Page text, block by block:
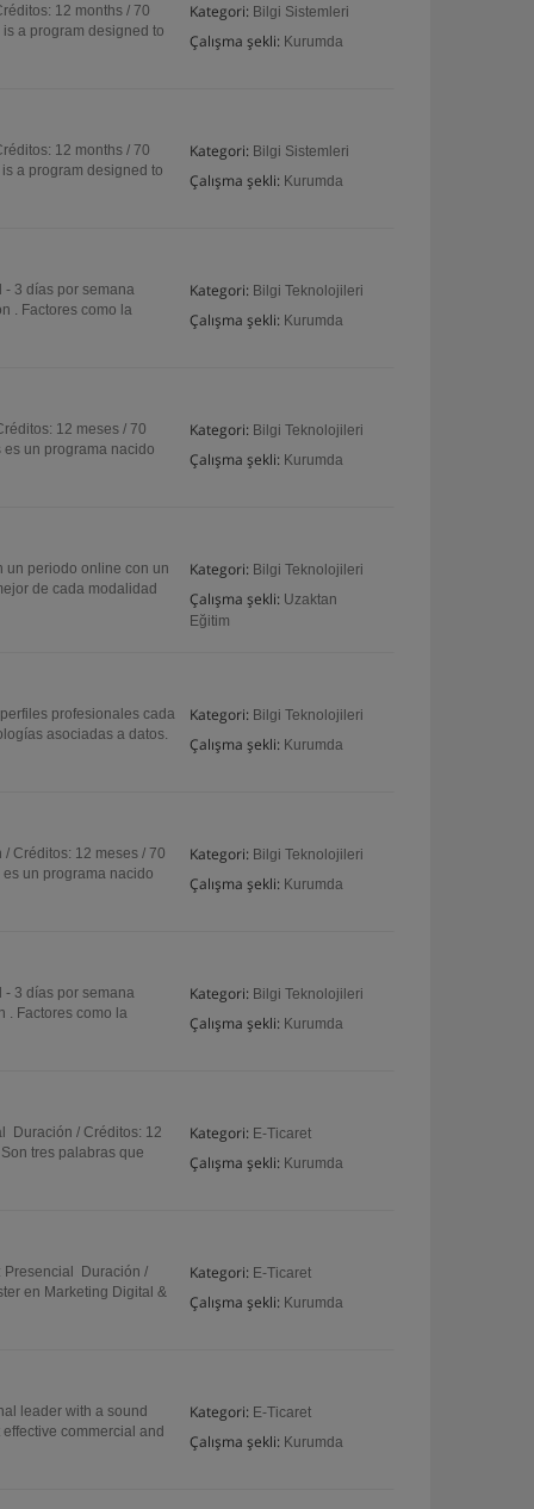
Kategori: Bilgi Sistemleri
Çalışma şekli: Kurumda
12 months / 70
a program designed to
Kategori: Bilgi Sistemleri
Çalışma şekli: Kurumda
12 months / 70
a program designed to
Kategori: Bilgi Teknolojileri
Çalışma şekli: Kurumda
- 3 días por semana
. Factores como la
Kategori: Bilgi Teknolojileri
Çalışma şekli: Kurumda
12 meses / 70
es un programa nacido
Kategori: Bilgi Teknolojileri
Çalışma şekli: Uzaktan
Eğitim
un periodo online con un
de cada modalidad
Kategori: Bilgi Teknolojileri
Çalışma şekli: Kurumda
profesionales cada
asociadas a datos.
Kategori: Bilgi Teknolojileri
Çalışma şekli: Kurumda
Créditos: 12 meses / 70
un programa nacido
Kategori: Bilgi Teknolojileri
Çalışma şekli: Kurumda
- 3 días por semana
. Factores como la
Kategori: E-Ticaret
Çalışma şekli: Kurumda
Duración / Créditos: 12
tres palabras que
Kategori: E-Ticaret
Çalışma şekli: Kurumda
Presencial Duración /
en Marketing Digital &
Kategori: E-Ticaret
Çalışma şekli: Kurumda
leader with a sound
commercial and